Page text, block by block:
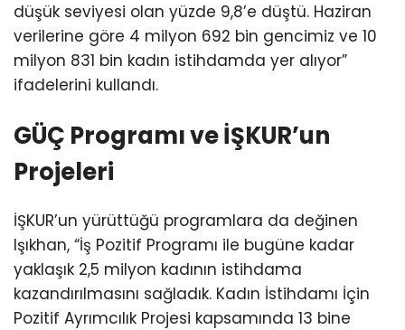
düşük seviyesi olan yüzde 9,8’e düştü. Haziran
verilerine göre 4 milyon 692 bin gencimiz ve 10
milyon 831 bin kadın istihdamda yer alıyor”
ifadelerini kullandı.
GÜÇ Programı ve İŞKUR’un
Projeleri
İŞKUR’un yürüttüğü programlara da değinen
Işıkhan, “İş Pozitif Programı ile bugüne kadar
yaklaşık 2,5 milyon kadının istihdama
kazandırılmasını sağladık. Kadın İstihdamı İçin
Pozitif Ayrımcılık Projesi kapsamında 13 bine